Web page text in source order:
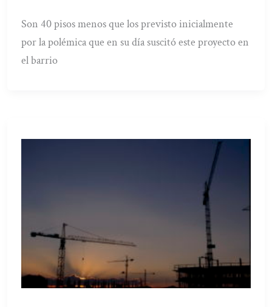
Son 40 pisos menos que los previsto inicialmente
por la polémica que en su día suscitó este proyecto en
el barrio